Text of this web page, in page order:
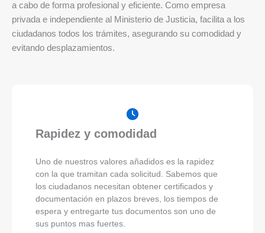
a cabo de forma profesional y eficiente. Como empresa
privada e independiente al Ministerio de Justicia, facilita a los
ciudadanos todos los trámites, asegurando su comodidad y
evitando desplazamientos.
Rapidez y comodidad
Uno de nuestros valores añadidos es la rapidez
con la que tramitan cada solicitud. Sabemos que
los ciudadanos necesitan obtener certificados y
documentación en plazos breves, los tiempos de
espera y entregarte tus documentos son uno de
sus puntos mas fuertes.